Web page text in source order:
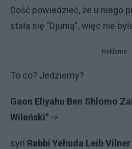
Dość powiedzieć, że u niego
stała się "Djunią", więc nie
Reklama
To co? Jedziemy?
Gaon Eliyahu Ben Shlomo
Wileński" ->
syn Rabbi Yehuda Leib Vilner